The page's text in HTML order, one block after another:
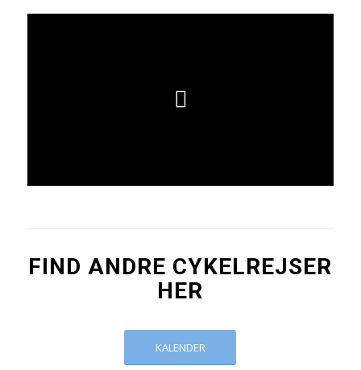
FIND ANDRE CYKELREJSER
HER
KALENDER